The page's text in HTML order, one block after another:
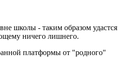
школы - таким образом удастся
ничего лишнего.
платформы от "родного"